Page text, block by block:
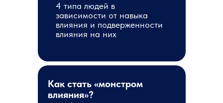
4 типа людей в
зависимости от навыка
влияния и подверженности
влияния на них
Как стать «монстром
влияния»?